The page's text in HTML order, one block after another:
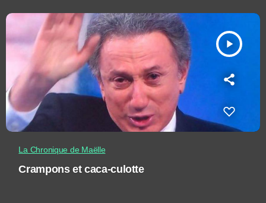
play_arrow
La Chronique de Maëlle
Crampons et caca-culotte